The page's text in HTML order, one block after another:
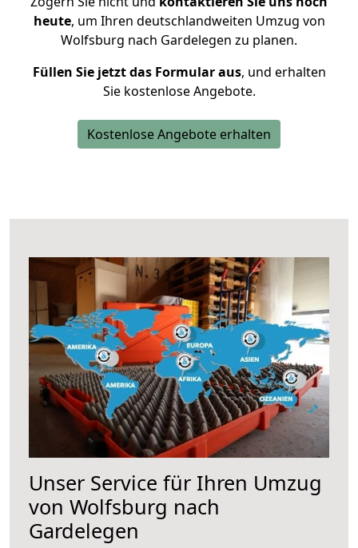
heute, um Ihren deutschlandweiten Umzug von
Wolfsburg nach Gardelegen zu planen.
Füllen Sie jetzt das Formular aus, und erhalten
Sie kostenlose Angebote.
Kostenlose Angebote erhalten
Unser Service für Ihren Umzug
von Wolfsburg nach
Gardelegen